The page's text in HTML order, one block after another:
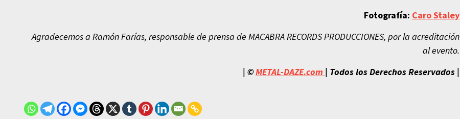
Fotografía: Caro Staley
Agradecemos a Ramón Farías, responsable de prensa de MACABRA RECORDS PRODUCCIONES, por la acreditación
al evento.
| ©METAL-DAZE.com | Todos los Derechos Reservados |